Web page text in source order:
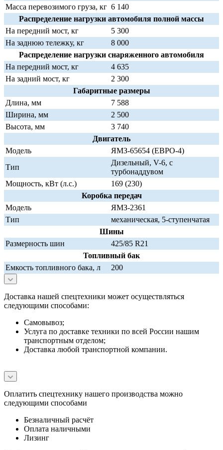
Масса перевозимого груза, кг 6 140
Распределение нагрузки автомобиля полной массы
На передний мост, кг
5 300
На заднюю тележку, кг
8 000
Распределение нагрузки снаряженного автомобиля
На передний мост, кг
4 635
На задний мост, кг
2 300
Габаритные размеры
Длина, мм
7 588
Ширина, мм
2 500
Высота, мм
3 740
Двигатель
Модель
ЯМЗ-65654 (ЕВРО-4)
Тип
Дизельный, V-6, с
турбонаддувом
Мощность, кВт (л.с.)
169 (230)
Коробка передач
Модель
ЯМЗ-2361
Тип
механическая, 5-ступенчатая
Шины
Размерность шин
425/85 R21
Топливный бак
Емкость топливного бака, л
200
Доставка нашей спецтехники может осуществляться
следующими способами:
Самовывоз;
Услуга по доставке техники по всей России нашим
транспортным отделом;
Доставка любой транспортной компании.
Оплатить спецтехнику нашего производства можно
следующими способами
Безналичный расчёт
Оплата наличными
Лизинг